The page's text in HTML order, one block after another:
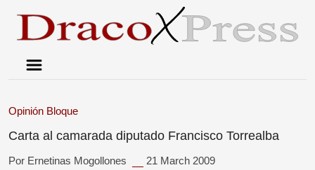
Opinión Bloque
Carta al camarada diputado Francisco Torrealba
Por Ernetinas Mogollones 21 March 2009